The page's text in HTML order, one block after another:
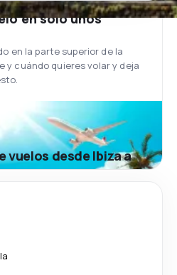
en solo unos
en la parte superior de la
y cuándo quieres volar y deja
vuelos desde Ibiza a